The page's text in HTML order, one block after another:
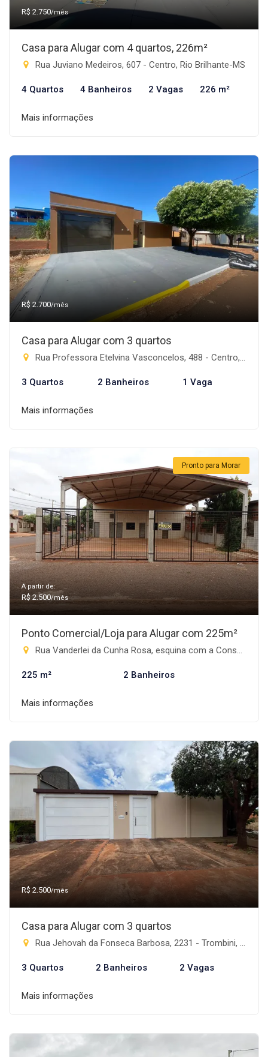
R$ 2.750/mês
Casa para Alugar com 4 quartos, 226m²
Rua Juviano Medeiros, 607 - Centro, Rio Brilhante-MS
4 Quartos 4 Banheiros 2 Vagas 226 m²
Mais informações
R$ 2.700/mês
Casa para Alugar com 3 quartos
Rua Professora Etelvina Vasconcelos, 488 - Centro, Rio Brilhante-MS
3 Quartos 2 Banheiros 1 Vaga
Mais informações
Pronto para Morar
A partir de:
R$ 2.500/mês
Ponto Comercial/Loja para Alugar com 225m²
Rua Vanderlei da Cunha Rosa, esquina com a Consol - Nova Rio Brilhante, Rio Brilhante-MS
225 m² 2 Banheiros
Mais informações
R$ 2.500/mês
Casa para Alugar com 3 quartos
Rua Jehovah da Fonseca Barbosa, 2231 - Trombini, Rio Brilhante-MS
3 Quartos 2 Banheiros 2 Vagas
Mais informações